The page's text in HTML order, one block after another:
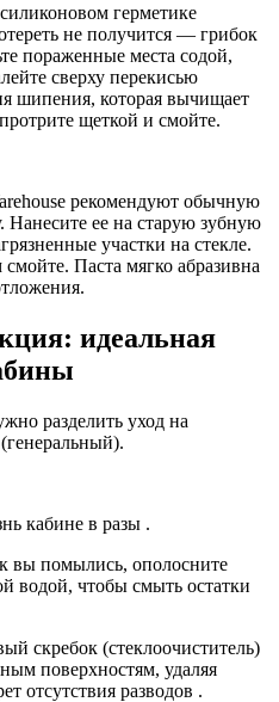
герметике
не получится — грибок
пораженные места содой,
сверху перекисью
шипения, которая вычищает
щеткой и смойте.
рекомендуют обычную
ее на старую зубную
участки на стекле.
Паста мягко абразивна
идеальная
разделить уход на
кабине в разы .
вы помылись, ополосните
водой, чтобы смыть остатки
скребок (стеклоочиститель)
поверхностям, удаляя
отсутствия разводов .